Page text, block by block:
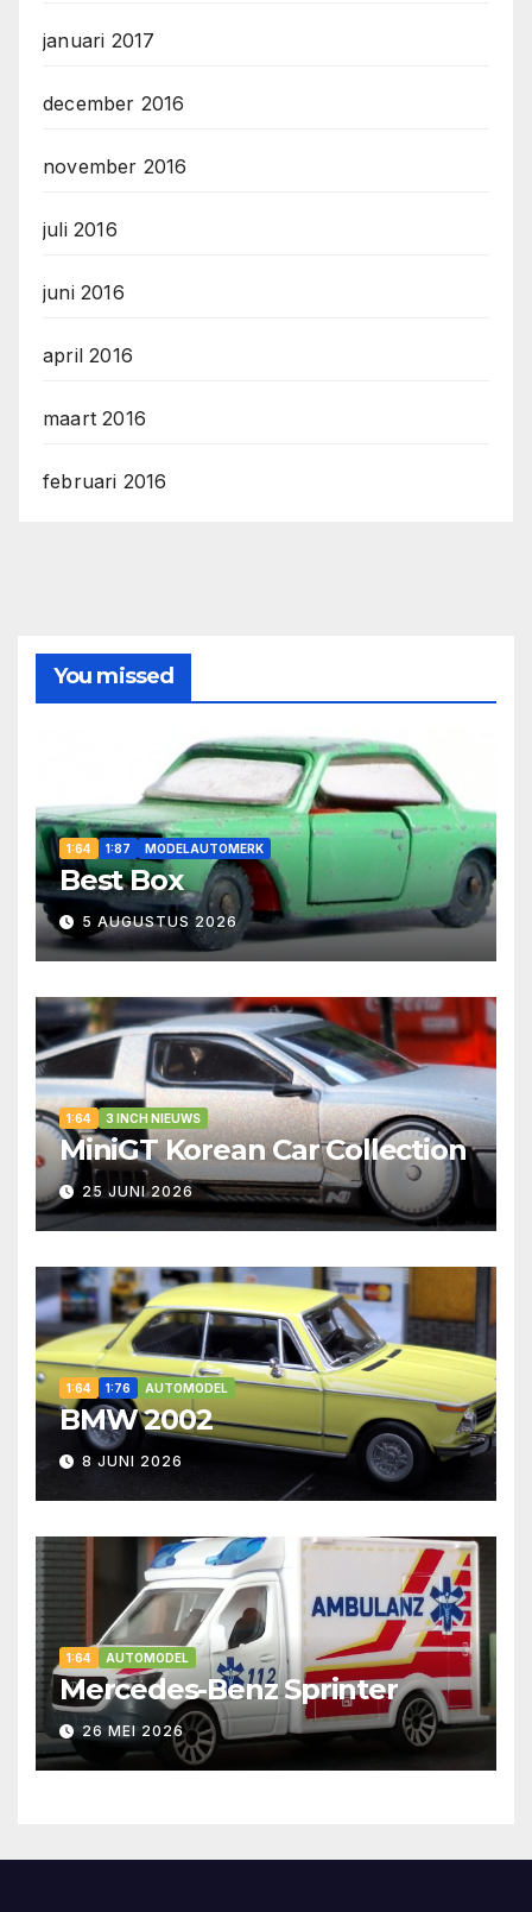
januari 2017
december 2016
november 2016
juli 2016
juni 2016
april 2016
maart 2016
februari 2016
You missed
1:64 1:87 MODELAUTOMERK
Best Box
5 AUGUSTUS 2026
1:64 3 INCH NIEUWS
MiniGT Korean Car Collection
25 JUNI 2026
1:64 1:76 AUTOMODEL
BMW 2002
8 JUNI 2026
1:64 AUTOMODEL
Mercedes-Benz Sprinter
26 MEI 2026